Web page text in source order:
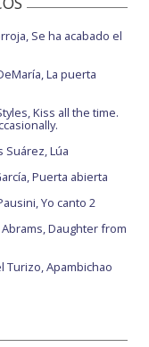
Se ha acabado el
La puerta
Kiss all the time.
Suárez, Lúa
Puerta abierta
Yo canto 2
Daughter from
Turizo, Apambichao